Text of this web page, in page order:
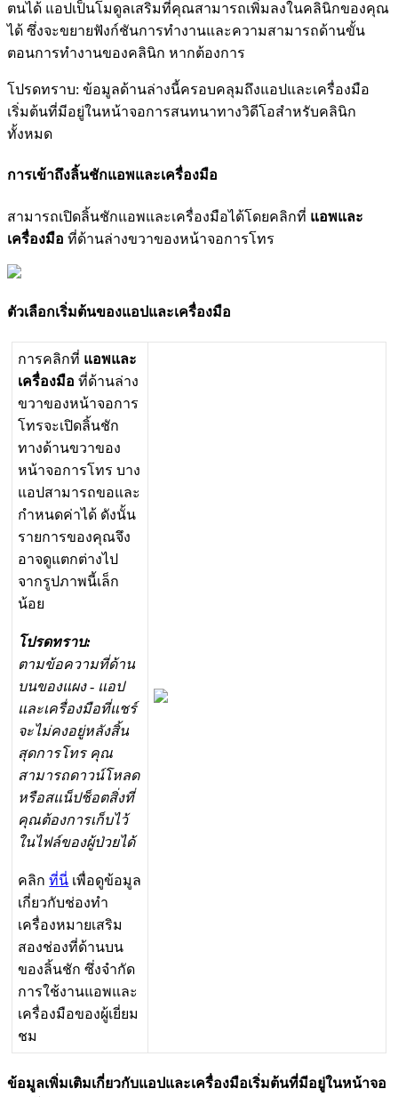
ตนได แอปเปนโมดลเสรมทคณสามารถเพมลงในคลนกของคณ
ได ซงจะขยายฟงกชนการทงานและความสามารถดานขน
ตอนการทงานของคลนก หากตองการ
โปรดทราบ: ขอมลดานลางนครอบคลมถงแอปและเครองมอ
เรมตนทมอยในหนาจอการสนทนาทางวดโอสหรบคลนก
ทงหมด
การเขาถงลนชกแอพและเครองมอ
สามารถเปดลนชกแอพและเครองมอไดโดยคลกท แอพและ
เครองมอ ทดานลางขวาของหนาจอการโทร
ตวเลอกเรมตนของแอปและเครองมอ
การคลกท แอพและ
เครองมอ ทดานลาง
ขวาของหนาจอการ
โทรจะเปดลนชก
ทางดานขวาของ
หนาจอการโทร บาง
แอปสามารถขอและ
กหนดคาได ดงนน
รายการของคณจง
อาจดแตกตางไป
จากรปภาพนเลก
นอย
โปรดทราบ:
ตามขอความทดาน
บนของแผง - แอป
และเครองมอทแชร
จะไมคงอยหลงสน
สดการโทร คณ
สามารถดาวนโหลด
หรอสแนปชอตสงท
คณตองการเกบไว
ในไฟลของผปวยได
คลก ทน เพอดขอมล
เกยวกบชองท
เครองหมายเสรม
สองชองทดานบน
ของลนชก ซงจกด
การใชงานแอพและ
เครองมอของผเยยม
ชม
ขอมลเพมเตมเกยวกบแอปและเครองมอเรมตนทมอยในหนาจอ